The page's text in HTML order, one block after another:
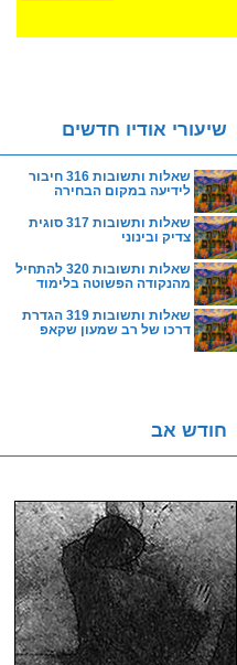
שיעורי אודיו חדשים
שאלות ותשובות 316 חיבור
לידיעה במקום הבחירה
שאלות ותשובות 317 סוגית
צדיק ובינוני
שאלות ותשובות 320 להתחיל
מהנקודה הפשוטה בלימוד
שאלות ותשובות 319 הגדרת
דרכו של רב שמעון שקאפ
חודש אב